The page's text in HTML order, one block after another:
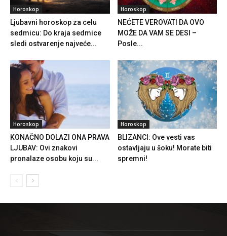
Horoskop
Ljubavni horoskop za celu
sedmicu: Do kraja sedmice
sledi ostvarenje najveće...
Horoskop
NEĆETE VEROVATI DA OVO
MOŽE DA VAM SE DESI –
Posle...
Horoskop
KONAČNO DOLAZI ONA PRAVA
LJUBAV: Ovi znakovi
pronalaze osobu koju su...
Horoskop
BLIZANCI: Ove vesti vas
ostavljaju u šoku! Morate biti
spremni!